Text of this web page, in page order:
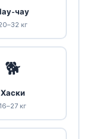
чау
кг
🐕
Хаски
16–27 кг